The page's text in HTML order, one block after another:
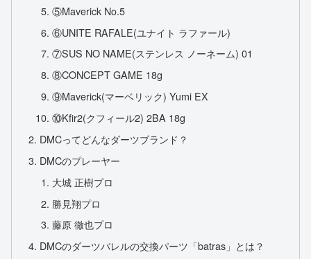
⑤Maverick No.5
⑥UNITE RAFALE(ユナイト ラファール)
⑦SUS NO NAME(ステンレス ノーネーム) 01
⑧CONCEPT GAME 18g
⑨Maverick(マーベリック) Yumi EX
⑩Kfir2(クフィール2) 2BA 18g
DMCってどんなダーツブランド？
DMCのプレーヤー
大城 正樹プロ
勝見翔プロ
藤原 徹也プロ
DMCのダーツバレルの交換パーツ「batras」とは？